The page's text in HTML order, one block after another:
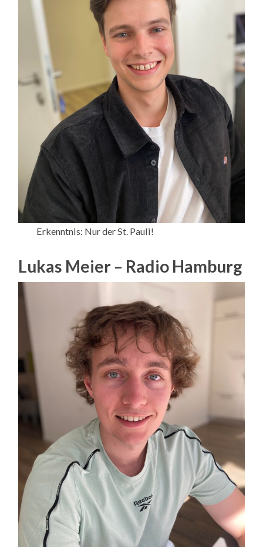
Erkenntnis: Nur der St. Pauli!
Lukas Meier – Radio Hamburg